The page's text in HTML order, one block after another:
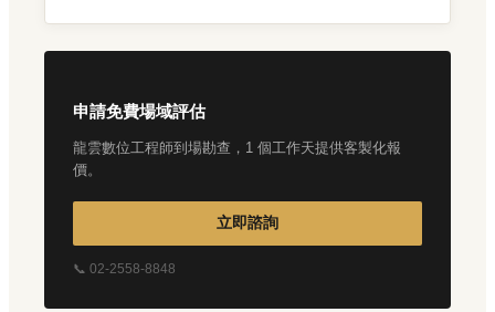
申請免費場域評估
龍雲數位工程師到場勘查，1 個工作天提供客製化報
價。
立即諮詢
📞 02-2558-8848